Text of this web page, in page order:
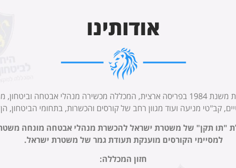
שאתה יכול!
אודותינו
פועלת משנת 1984 בפריסה ארצית, המכללה מכשירה מנהלי אבטחה
קב"טי מניעה ועוד מגוון רחב של קורסים והכשרות, בתחומי הביטחון, הן
"תו תקן" של משטרת ישראל להכשרת מנהלי אבטחה מונחה
למסיימי הקורסים מוענקת תעודת גמר של משטרת ישראל.
חזון המכללה: